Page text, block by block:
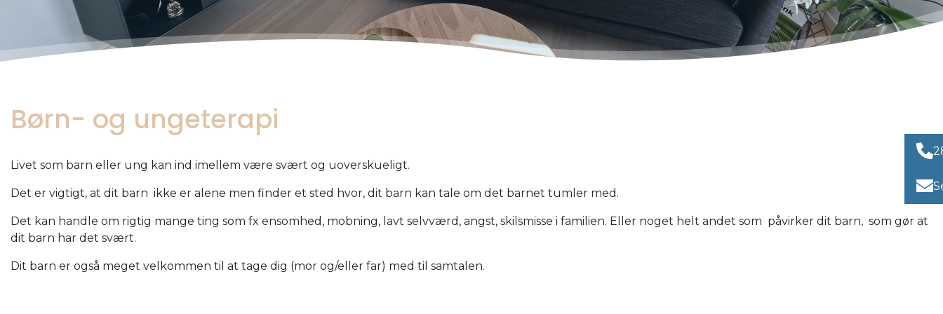
Børn- og ungeterapi
Livet som barn eller ung kan ind imellem være svært og uoverskueligt.
Det er vigtigt, at dit barn ikke er alene men finder et sted hvor, dit barn kan tale om det barnet tumler med.
Det kan handle om rigtig mange ting som fx ensomhed, mobning, lavt selvværd, angst, skilsmisse i familien. Eller noget helt andet som påvirker dit barn, som gør at
dit barn har det svært.
Dit barn er også meget velkommen til at tage dig (mor og/eller far) med til samtalen.